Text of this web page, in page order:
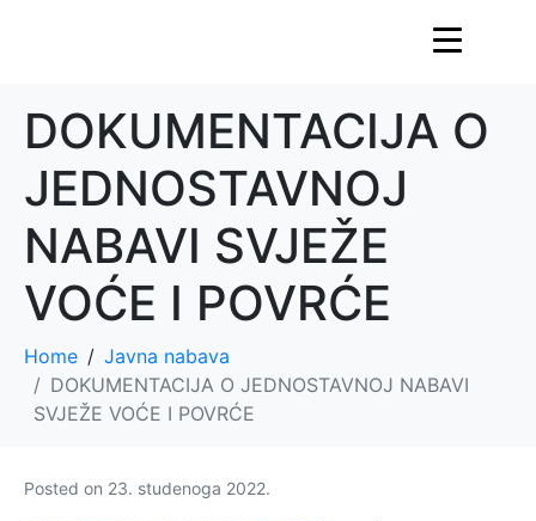
DOKUMENTACIJA O
JEDNOSTAVNOJ
NABAVI SVJEŽE
VOĆE I POVRĆE
Home
Javna nabava
DOKUMENTACIJA O JEDNOSTAVNOJ NABAVI
SVJEŽE VOĆE I POVRĆE
Posted on 23. studenoga 2022.